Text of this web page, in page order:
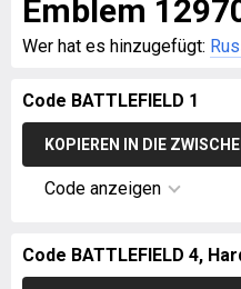
Emblem
Wer hat es hinzugefügt:
Code BATTLEFIELD 1
KOPIEREN IN DIE
Code anzeigen
Code BATTLEFIELD 4,